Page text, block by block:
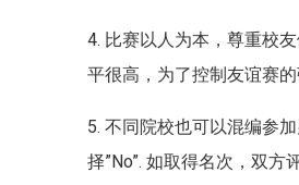
4. 比赛以人为本，尊重校
平很高，为了控制友谊赛
5. 不同院校也可以混编参
择”No”. 如取得名次，双方